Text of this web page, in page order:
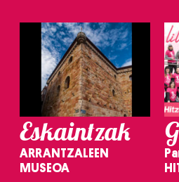
Eskaintzak
ARRANTZALEEN
MUSEOA